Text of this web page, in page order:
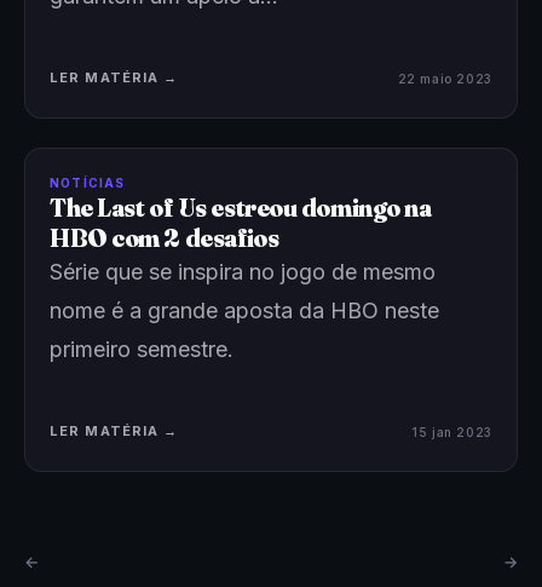
LER MATÉRIA → 22 maio 2023
NOTÍCIAS
The Last of Us estreou domingo na
HBO com 2 desafios
Série que se inspira no jogo de mesmo
nome é a grande aposta da HBO neste
primeiro semestre.
LER MATÉRIA → 15 jan 2023
← →